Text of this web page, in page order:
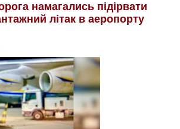
намагались підірвати
літак в аеропорту